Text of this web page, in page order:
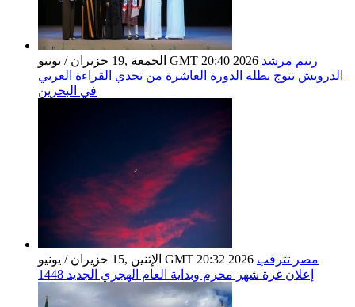
الجمعة ,19 حزيران / يونيو GMT 20:40 2026 رنيم مرشد
الدرويش تتوج بطلة الدورة العاشرة من تحدي القراءة العربي
في البحرين
الإثنين ,15 حزيران / يونيو GMT 20:32 2026 مصر تترقب
إعلان غرة شهر محرم وبداية العام الهجري الجديد 1448